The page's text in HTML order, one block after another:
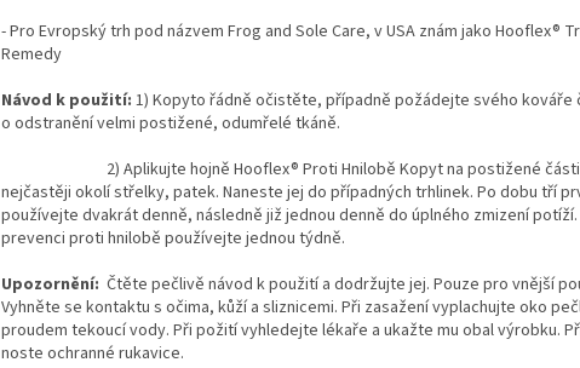
- Pro Evropský trh pod názvem Frog and Sole Care, v USA znám jako Hooflex®
Remedy
Návod k použití: 1) Kopyto řádně očistěte, případně požádejte svého kováře
o odstranění velmi postižené, odumřelé tkáně.
2) Aplikujte hojně Hooflex® Proti Hnilobě Kopyt na postižené části
nejčastěji okolí střelky, patek. Naneste jej do případných trhlinek. Po dobu tří
používejte dvakrát denně, následně již jednou denně do úplného zmizení
prevenci proti hnilobě používejte jednou týdně.
Upozornění: Čtěte pečlivě návod k použití a dodržujte jej. Pouze pro vnější
Vyhněte se kontaktu s očima, kůží a sliznicemi. Při zasažení vyplachujte oko
proudem tekoucí vody. Při požití vyhledejte lékaře a ukažte mu obal výrobku.
noste ochranné rukavice.